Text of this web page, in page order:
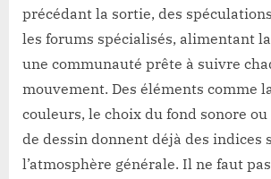
précédant la sortie, des
les forums spécialisés, alimentant
une communauté prête à suivre
mouvement. Des éléments comme
couleurs, le choix du fond sonore
de dessin donnent déjà des indices
l’atmosphère générale. Il ne faut